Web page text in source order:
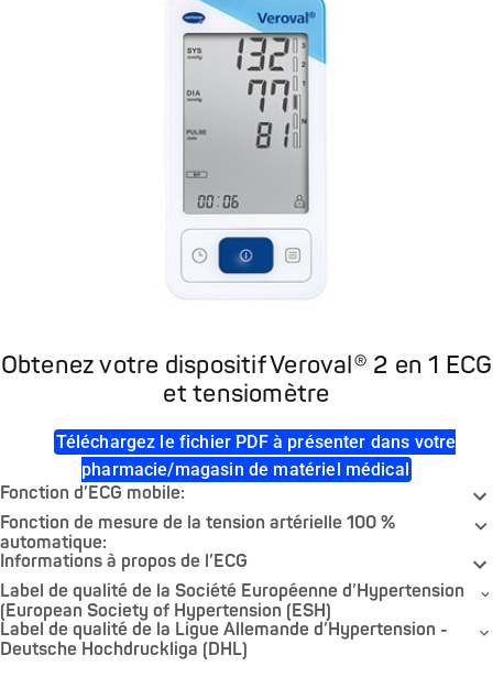
Obtenez votre dispositif Veroval® 2 en 1 ECG
et tensiomètre
Téléchargez le fichier PDF à présenter dans votre
pharmacie/magasin de matériel médical
Fonction d’ECG mobile:
Fonction de mesure de la tension artérielle 100 %
automatique:
Informations à propos de l’ECG
Label de qualité de la Société Européenne d’Hypertension
(European Society of Hypertension (ESH)
Label de qualité de la Ligue Allemande d’Hypertension -
Deutsche Hochdruckliga (DHL)